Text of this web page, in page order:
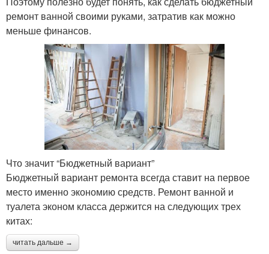
ремонт ванной своими руками, затратив как можно
меньше финансов.
Что значит “Бюджетный вариант”
Бюджетный вариант ремонта всегда ставит на первое
место именно экономию средств. Ремонт ванной и
туалета эконом класса держится на следующих трех
китах:
читать дальше →